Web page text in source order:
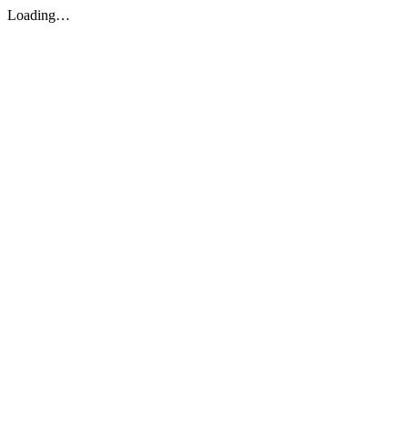
Loading…